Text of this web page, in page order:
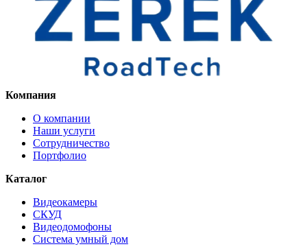
Компания
О компании
Наши услуги
Сотрудничество
Портфолио
Каталог
Видеокамеры
СКУД
Видеодомофоны
Система умный дом